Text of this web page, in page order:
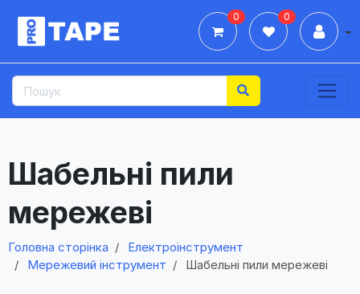
0 0
Шабельні пили
мережеві
Головна сторінка
Електроінструмент
Мережевий інструмент
Шабельні пили мережеві